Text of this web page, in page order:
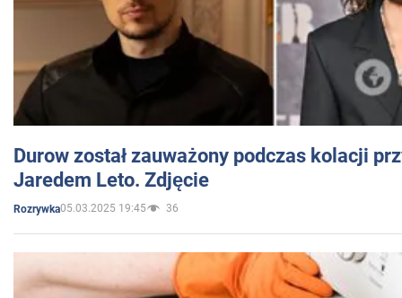
Durow został zauważony podczas kolacji
Jaredem Leto. Zdjęcie
Rozrywka05.03.2025 19:45 36